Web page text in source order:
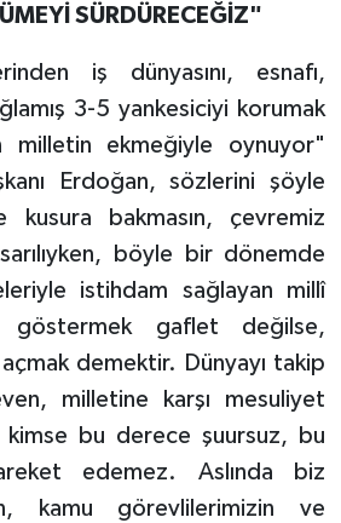
SÜRDÜRECEĞİZ"
iş dünyasını, esnafı,
3-5 yankesiciyi korumak
milletin ekmeğiyle oynuyor"
Erdoğan, sözlerini şöyle
kusura bakmasın, çevremiz
böyle bir dönemde
istihdam sağlayan millî
göstermek gaflet değilse,
demektir. Dünyayı takip
milletine karşı mesuliyet
bu derece şuursuz, bu
edemez. Aslında biz
kamu görevlilerimizin ve